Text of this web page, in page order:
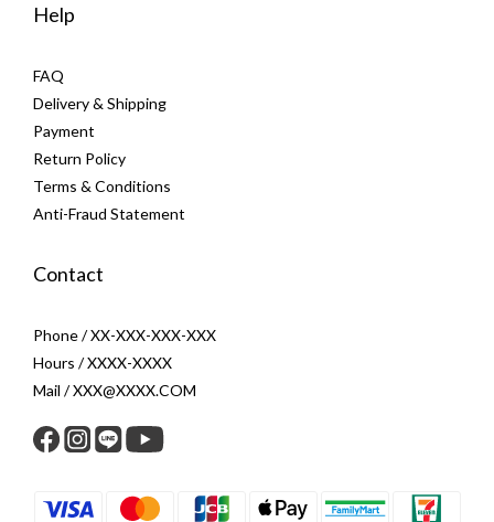
Help
FAQ
Delivery & Shipping
Payment
Return Policy
Terms & Conditions
Anti-Fraud Statement
Contact
Phone / XX-XXX-XXX-XXX
Hours / XXXX-XXXX
Mail / XXX@XXXX.COM